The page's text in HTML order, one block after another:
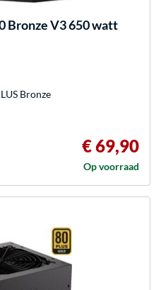
Bronze V3 650 watt
Bronze
€ 69,90
Op voorraad